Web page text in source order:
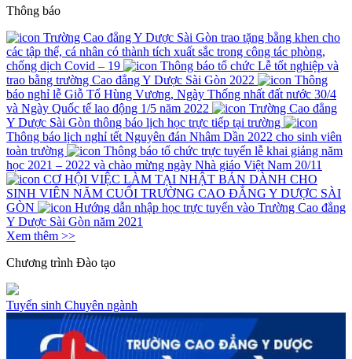
Thông báo
Trường Cao đẳng Y Dược Sài Gòn trao tặng bằng khen cho
các tập thể, cá nhân có thành tích xuất sắc trong công tác phòng,
chống dịch Covid – 19
Thông báo tổ chức Lễ tốt nghiệp và
trao bằng trường Cao đẳng Y Dược Sài Gòn 2022
Thông
báo nghỉ lễ Giỗ Tổ Hùng Vương, Ngày Thống nhất đất nước 30/4
và Ngày Quốc tế lao động 1/5 năm 2022
Trường Cao đẳng
Y Dược Sài Gòn thông báo lịch học trực tiếp tại trường
Thông báo lịch nghỉ tết Nguyên đán Nhâm Dần 2022 cho sinh viên
toàn trường
Thông báo tổ chức trực tuyến lễ khai giảng năm
học 2021 – 2022 và chào mừng ngày Nhà giáo Việt Nam 20/11
CƠ HỘI VIỆC LÀM TẠI NHẬT BẢN DÀNH CHO
SINH VIÊN NĂM CUỐI TRƯỜNG CAO ĐẲNG Y DƯỢC SÀI
GÒN
Hướng dẫn nhập học trực tuyến vào Trường Cao đẳng
Y Dược Sài Gòn năm 2021
Xem thêm >>
Chương trình Đào tạo
Tuyển sinh Chuyên ngành